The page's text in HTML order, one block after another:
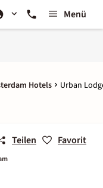
Menü
Hotels Urban
Teilen Favorit